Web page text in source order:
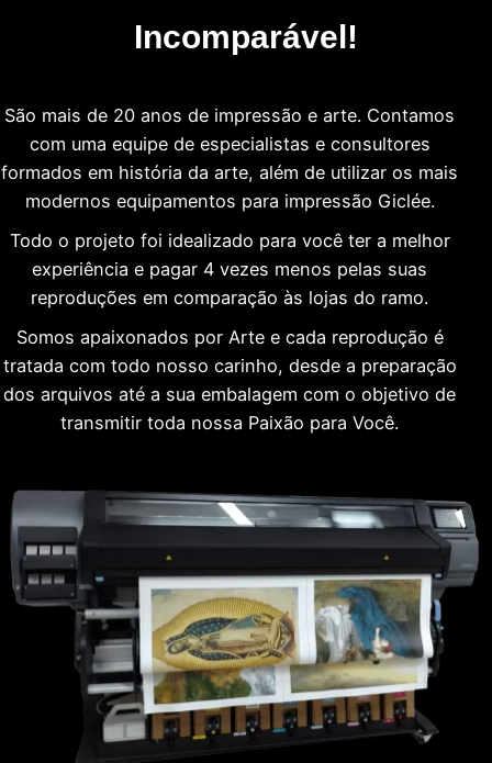
Incomparável!
São mais de 20 anos de impressão e arte. Contamos
com uma equipe de especialistas e consultores
formados em história da arte, além de utilizar os mais
modernos equipamentos para impressão Giclée.
Todo o projeto foi idealizado para você ter a melhor
experiência e pagar 4 vezes menos pelas suas
reproduções em comparação às lojas do ramo.
Somos apaixonados por Arte e cada reprodução é
tratada com todo nosso carinho, desde a preparação
dos arquivos até a sua embalagem com o objetivo de
transmitir toda nossa Paixão para Você.